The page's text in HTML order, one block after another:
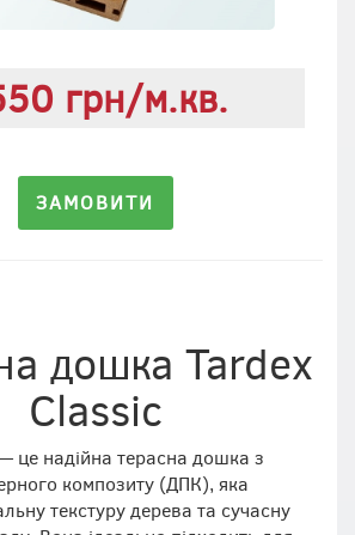
грн/м.кв.
ЗАМОВИТИ
дошка Tardex
Classic
це надійна терасна дошка з
композиту (ДПК), яка
текстуру дерева та сучасну